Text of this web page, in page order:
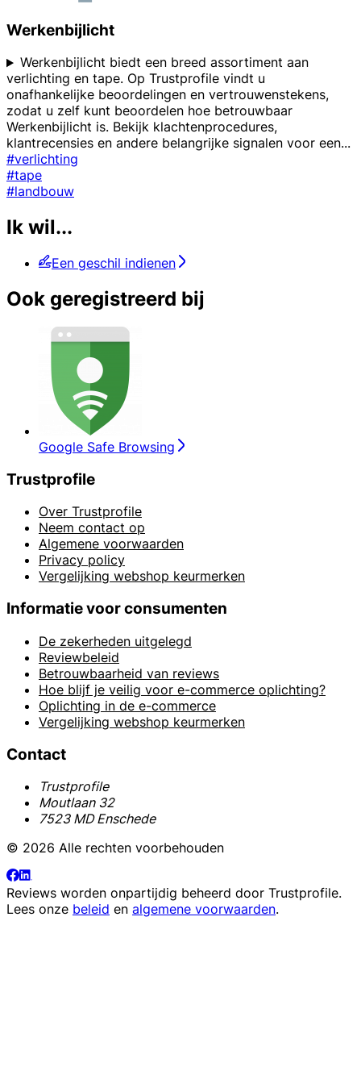
Werkenbijlicht
Werkenbijlicht biedt een breed assortiment aan
verlichting en tape. Op Trustprofile vindt u
onafhankelijke beoordelingen en vertrouwenstekens,
zodat u zelf kunt beoordelen hoe betrouwbaar
Werkenbijlicht is. Bekijk klachtenprocedures,
klantrecensies en andere belangrijke signalen voor een...
#verlichting
#tape
#landbouw
Ik wil...
Een geschil indienen
Ook geregistreerd bij
Google Safe Browsing
Trustprofile
Over Trustprofile
Neem contact op
Algemene voorwaarden
Privacy policy
Vergelijking webshop keurmerken
Informatie voor consumenten
De zekerheden uitgelegd
Reviewbeleid
Betrouwbaarheid van reviews
Hoe blijf je veilig voor e-commerce oplichting?
Oplichting in de e-commerce
Vergelijking webshop keurmerken
Contact
Trustprofile
Moutlaan 32
7523 MD Enschede
© 2026 Alle rechten voorbehouden
Reviews worden onpartijdig beheerd door Trustprofile.
Lees onze beleid en algemene voorwaarden.